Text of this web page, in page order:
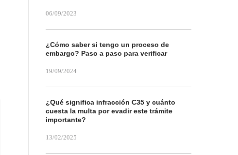
06/09/2023
¿Cómo saber si tengo un proceso de
embargo? Paso a paso para verificar
19/09/2024
¿Qué significa infracción C35 y cuánto
cuesta la multa por evadir este trámite
importante?
13/02/2025